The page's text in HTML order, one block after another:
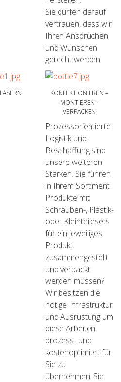
Sie dürfen darauf
vertrauen, dass wir
Ihren Ansprüchen
und Wünschen
gerecht werden
LASERN
VERBINDEN
KONFEKTIONIEREN –
MONTIEREN -
VERPACKEN
Prozessorientierte
Logistik und
Beschaffung sind
unsere weiteren
Stärken. Sie führen
in Ihrem Sortiment
Produkte mit
Schrauben-, Plastik-
oder Kleinteilesets
für ein jeweiliges
Produkt
zusammengestellt
und verpackt
werden müssen?
Wir besitzen die
nötige Infrastruktur
und Ausrüstung um
diese Arbeiten
prozess- und
kostenoptimiert für
Sie zu
übernehmen. Sie